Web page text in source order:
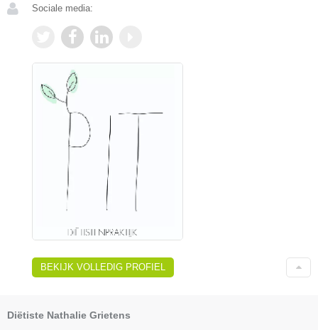
Sociale media:
BEKIJK VOLLEDIG PROFIEL
Diëtiste Nathalie Grietens